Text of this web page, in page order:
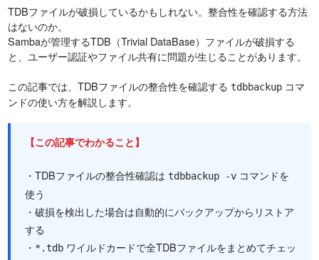
TDBファイルが破損しているかもしれない。整合性を確認する方法
はないのか。
Sambaが管理するTDB（Trivial DataBase）ファイルが破損する
と、ユーザー認証やファイル共有に問題が生じることがあります。
この記事では、TDBファイルの整合性を確認するtdbbackup コマ
ンドの使い方を解説します。
【この記事でわかること】
・TDBファイルの整合性確認はtdbbackup -v コマンドを
使う
・破損を検出した場合は自動的にバックアップからリストア
する
・ *.tdb ワイルドカードで全TDBファイルをまとめてチェッ